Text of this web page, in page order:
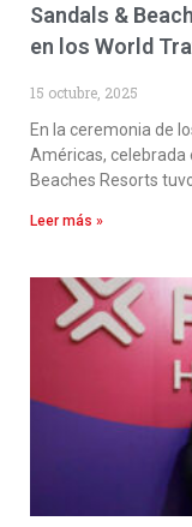
Sandals &
en los World
15 octubre, 2025
En la ceremonia de
Américas, celebrada
Beaches Resorts
Leer más »